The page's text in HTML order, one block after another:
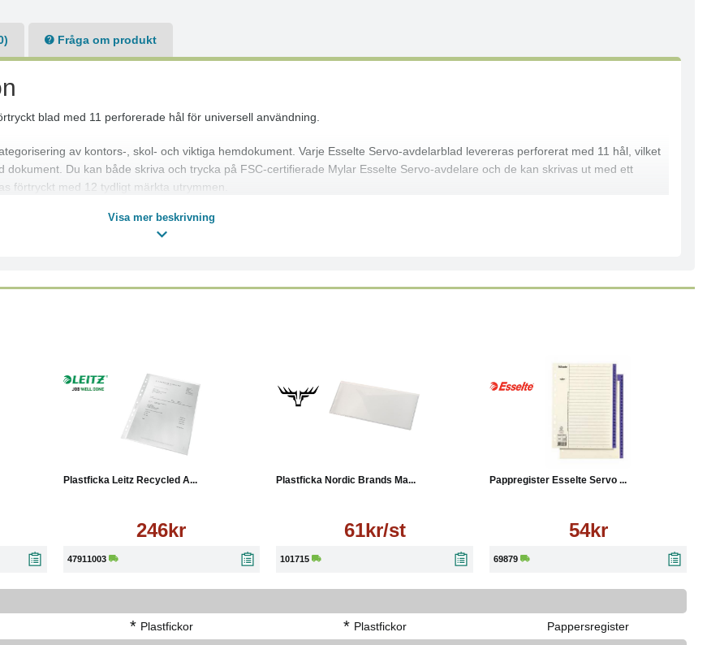
Fråga om produkt
blad med 11 perforerade hål för universell användning.
av kontors-, skol- och viktiga hemdokument. Varje Esselte Servo-avdelarblad levereras perforerat med 11 hål, vilket
Du kan både skriva och trycka på FSC-certifierade Mylar Esselte Servo-avdelare och de kan skrivas ut med ett
förtryckt med 12 tydligt märkta utrymmen.
användning
Visa mer beskrivning
Plastficka Leitz Recycled A...
246kr
47911003
Plastficka Nordic Brands Ma...
61kr/st
101715
Pappregister Esselte Servo ...
54kr
69879
* Plastfickor * Plastfickor Pappersregister